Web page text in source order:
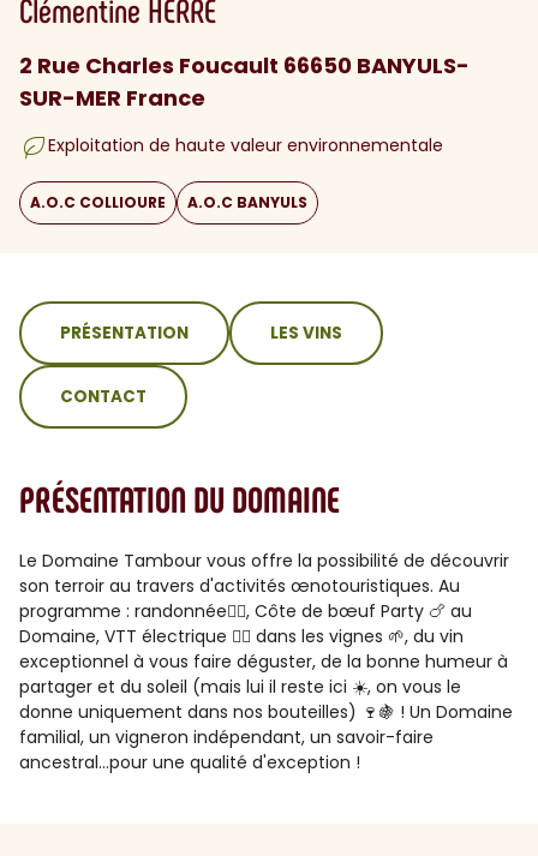
Clémentine HERRE
2 Rue Charles Foucault 66650 BANYULS-
SUR-MER France
Exploitation de haute valeur environnementale
A.O.C COLLIOURE A.O.C BANYULS
sommaire
PRÉSENTATION LES VINS
CONTACT
PRÉSENTATION DU DOMAINE
Le Domaine Tambour vous offre la possibilité de découvrir
son terroir au travers d'activités œnotouristiques. Au
programme : randonnée🚶‍♂️, Côte de bœuf Party 🍗 au
Domaine, VTT électrique 🚴‍♀️ dans les vignes 🌱, du vin
exceptionnel à vous faire déguster, de la bonne humeur à
partager et du soleil (mais lui il reste ici ☀️, on vous le
donne uniquement dans nos bouteilles) 🍷🍇 ! Un Domaine
familial, un vigneron indépendant, un savoir-faire
ancestral...pour une qualité d'exception !